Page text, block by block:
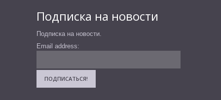
Подписка на новости
Подписка на новости.
Email address: